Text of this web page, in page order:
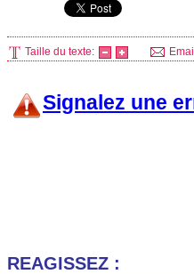
Taille du texte: Email
Signalez une
REAGISSEZ :